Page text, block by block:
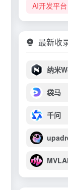
AI开发平台
最新收
纳米
袋马
千问